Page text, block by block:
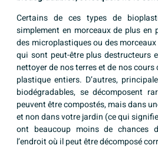
Certains de ces types de
simplement en morceaux de plus en
des microplastiques ou des
qui sont peut-être plus destructeurs
nettoyer de nos terres et de nos cours
plastique entiers. D’autres,
biodégradables, se décomposent
peuvent être compostés, mais dans
et non dans votre jardin (ce qui
ont beaucoup moins de chances
l’endroit où il peut être décomposé